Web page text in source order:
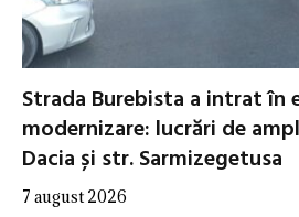
Strada Burebista a intrat în
modernizare: lucrări de
Dacia și str. Sarmizegetusa
7 august 2026